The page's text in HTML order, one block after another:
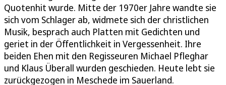
Quotenhit wurde. Mitte der 1970er Jahre wandte sie
sich vom Schlager ab, widmete sich der christlichen
Musik, besprach auch Platten mit Gedichten und
geriet in der Öffentlichkeit in Vergessenheit. Ihre
beiden Ehen mit den Regisseuren Michael Pfleghar
und Klaus Überall wurden geschieden. Heute lebt sie
zurückgezogen in Meschede im Sauerland.